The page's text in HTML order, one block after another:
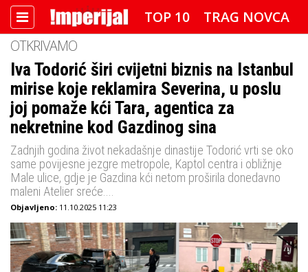
TOP 10
TRAG NOVCA
DETEKTOR
IMPERIJAL VIDEO
RADAR
IMPERIJAL & FREETIME
IMPERIJALOVE POZNATE FACE
OTKRIVAMO
Iva Todorić širi cvijetni biznis na Istanbul
mirise koje reklamira Severina, u poslu
joj pomaže kći Tara, agentica za
nekretnine kod Gazdinog sina
Zadnjih godina život nekadašnje dinastije Todorić vrti se oko
same povijesne jezgre metropole, Kaptol centra i obližnje
Male ulice, gdje je Gazdina kći netom proširila donedavno
maleni Atelier sreće....
Objavljeno: 11.10.2025 11:23